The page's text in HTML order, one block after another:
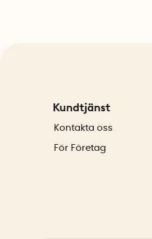
Kundtjänst
Kontakta oss
För Företag